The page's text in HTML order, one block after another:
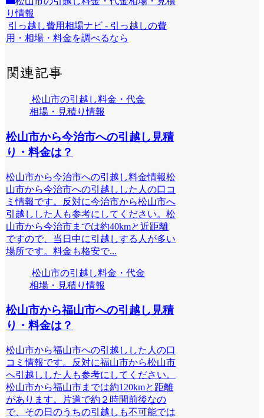
り情報
引っ越し費用相場ナビ - 引っ越しの費
用・相場・料金を調べるなら
関連記事
松山市の引越し料金・代金
相場・見積り情報
松山市から今治市への引越し見積
り・料金は？
松山市から今治市への引越し料金情報松
山市から今治市への引越しした人の口コ
ミ情報です。反対に今治市から松山市へ
引越しした人も参考にしてください。松
山市から今治市までは約40kmと近距離
ですので、当日中に引越しする人が多い
場所です。料金も格安で...
松山市の引越し料金・代金
相場・見積り情報
松山市から福山市への引越し見積
り・料金は？
松山市から福山市への引越しした人の口
コミ情報です。反対に福山市から松山市
へ引越しした人も参考にしてください。
松山市から福山市までは約120kmと距離
があります。片道で約２時間前後なの
で、その日のうちの引越しも不可能では